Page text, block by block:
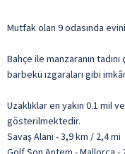
Mutfak olan 9 odasında
Bahçe ile manzaranın
barbekü ızgaraları gibi
Uzaklıklar en yakın 0.1 mil
gösterilmektedir.
Savaş Alanı - 3,9 km / 2,4 mi